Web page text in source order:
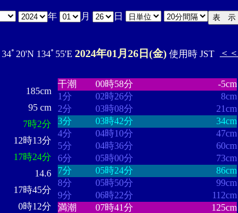
年 月 日
34ﾟ20'N 134ﾟ55'E 2024年01月26日(金) 使用時 JST ＜＜
185cm
95 cm
7時2分
12時13分
17時24分
14.6
17時45分
0時12分
干潮
00時58分
-5cm
1分
02時26分
8cm
2分
03時08分
21cm
3分
03時42分
34cm
4分
04時10分
47cm
5分
04時36分
60cm
6分
05時00分
73cm
7分
05時24分
86cm
8分
05時50分
99cm
9分
06時22分
112cm
満潮
07時41分
125cm